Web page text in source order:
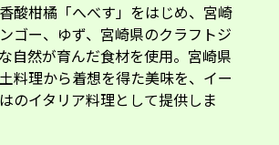
酸柑橘「へべす」をはじめ、宮崎
ゴー、ゆず、宮崎県のクラフトジ
自然が育んだ食材を使用。宮崎県
料理から着想を得た美味を、イー
のイタリア料理として提供しま